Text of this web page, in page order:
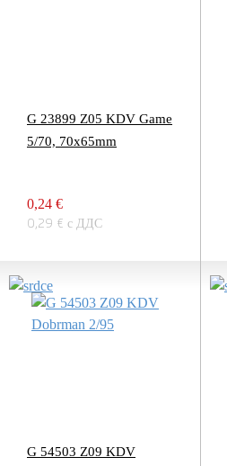
G 23899 Z05 KDV Game
5/70, 70x65mm
0,24 €
0,29 € с ДДС
G 54503 Z09 KDV